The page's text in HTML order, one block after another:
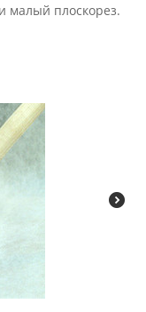
малый плоскорез.